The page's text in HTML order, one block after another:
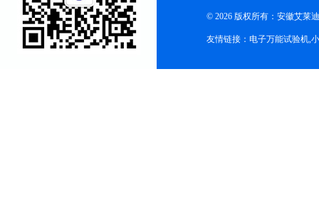
© 2026 版权所有：安徽艾莱
友情链接： 电子万能试验机,